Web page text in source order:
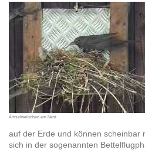
Amselweibchen am Nest
auf der Erde und können scheinbar
sich in der sogenannten